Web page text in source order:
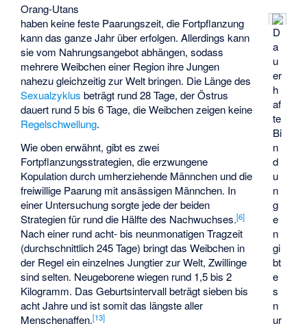
D
a
u
er
h
af
te
Bi
n
d
u
n
g
e
n
gi
bt
e
s
n
ur
Orang-Utans
haben keine feste Paarungszeit, die Fortpflanzung
kann das ganze Jahr über erfolgen. Allerdings kann
sie vom Nahrungsangebot abhängen, sodass
mehrere Weibchen einer Region ihre Jungen
nahezu gleichzeitig zur Welt bringen. Die Länge des
Sexualzyklus beträgt rund 28 Tage, der Östrus
dauert rund 5 bis 6 Tage, die Weibchen zeigen keine
Regelschwellung.
Wie oben erwähnt, gibt es zwei
Fortpflanzungsstrategien, die erzwungene
Kopulation durch umherziehende Männchen und die
freiwillige Paarung mit ansässigen Männchen. In
einer Untersuchung sorgte jede der beiden
Strategien für rund die Hälfte des Nachwuchses.[6]
Nach einer rund acht- bis neunmonatigen Tragzeit
(durchschnittlich 245 Tage) bringt das Weibchen in
der Regel ein einzelnes Jungtier zur Welt, Zwillinge
sind selten. Neugeborene wiegen rund 1,5 bis 2
Kilogramm. Das Geburtsintervall beträgt sieben bis
acht Jahre und ist somit das längste aller
Menschenaffen.[13]